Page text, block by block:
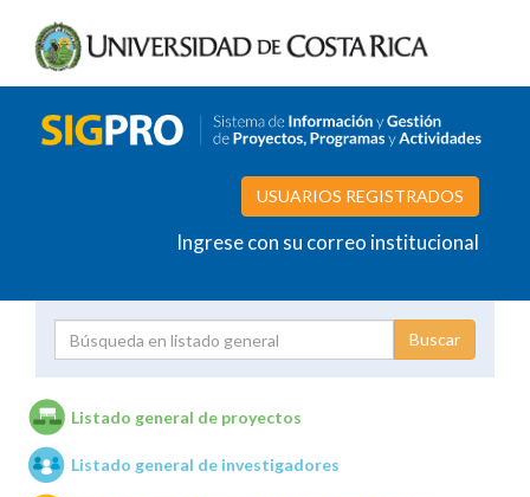
USUARIOS REGISTRADOS
Ingrese con su correo institucional
Unidades de investigación
Listado general de proyectos
Listado general de investigadores